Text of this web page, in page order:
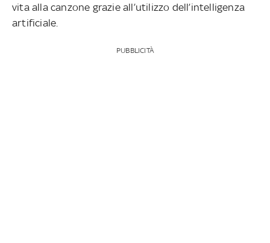
vita alla canzone grazie all’utilizzo dell’intelligenza
artificiale.
PUBBLICITÀ